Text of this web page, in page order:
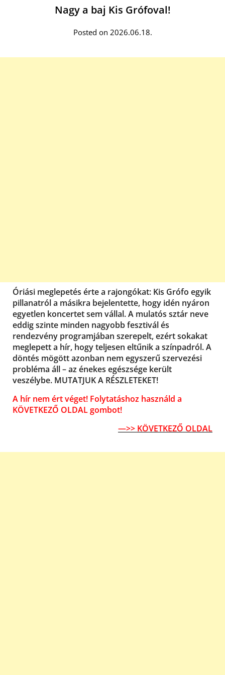
Nagy a baj Kis Grófoval!
Posted on 2026.06.18.
Óriási meglepetés érte a rajongókat: Kis Grófo egyik
pillanatról a másikra bejelentette, hogy idén nyáron
egyetlen koncertet sem vállal. A mulatós sztár neve
eddig szinte minden nagyobb fesztivál és
rendezvény programjában szerepelt, ezért sokakat
meglepett a hír, hogy teljesen eltűnik a színpadról. A
döntés mögött azonban nem egyszerű szervezési
probléma áll – az énekes egészsége került
veszélybe. MUTATJUK A RÉSZLETEKET!
A hír nem ért véget! Folytatáshoz használd a
KÖVETKEZŐ OLDAL gombot!
—>> KÖVETKEZŐ OLDAL